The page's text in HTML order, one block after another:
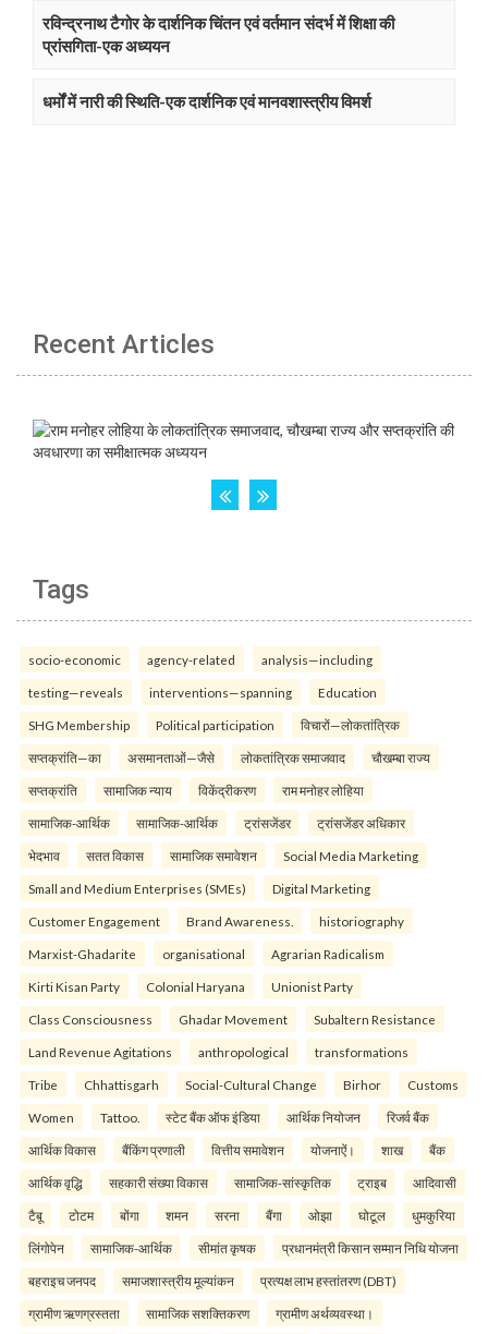
रविन्द्रनाथ टैगोर के दार्शनिक चिंतन एवं वर्तमान संदर्भ में शिक्षा की
प्रांसगिता-एक अध्ययन
धर्मों में नारी की स्थिति-एक दार्शनिक एवं मानवशास्त्रीय विमर्श
Recent Articles
Tags
socio-economic agency-related analysis—including
testing—reveals interventions—spanning Education
SHG Membership Political participation विचारों—लोकतांत्रिक
सप्तक्रांति—का असमानताओं—जैसे लोकतांत्रिक समाजवाद चौखम्बा राज्य
सप्तक्रांति सामाजिक न्याय विकेंद्रीकरण राम मनोहर लोहिया
सामाजिक-आर्थिक सामाजिक-आर्थिक ट्रांसजेंडर ट्रांसजेंडर अधिकार
भेदभाव सतत विकास सामाजिक समावेशन Social Media Marketing
Small and Medium Enterprises (SMEs) Digital Marketing
Customer Engagement Brand Awareness. historiography
Marxist-Ghadarite organisational Agrarian Radicalism
Kirti Kisan Party Colonial Haryana Unionist Party
Class Consciousness Ghadar Movement Subaltern Resistance
Land Revenue Agitations anthropological transformations
Tribe Chhattisgarh Social-Cultural Change Birhor Customs
Women Tattoo. स्टेट बैंक ऑफ इंडिया आर्थिक नियोजन रिजर्व बैंक
आर्थिक विकास बैंकिंग प्रणाली वित्तीय समावेशन योजनाऐं। शाख बैंक
आर्थिक वृद्धि सहकारी संख्या विकास सामाजिक-सांस्कृतिक ट्राइब आदिवासी
टैबू टोटम बोंगा शमन सरना बैंगा ओझा घोटूल धुमकुरिया
लिंगोपेन सामाजिक-आर्थिक सीमांत कृषक प्रधानमंत्री किसान सम्मान निधि योजना
बहराइच जनपद समाजशास्त्रीय मूल्यांकन प्रत्यक्ष लाभ हस्तांतरण (DBT)
ग्रामीण ऋणग्रस्तता सामाजिक सशक्तिकरण ग्रामीण अर्थव्यवस्था।